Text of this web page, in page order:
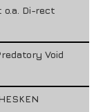
o.a. Di-rect
Void